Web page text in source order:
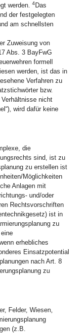
werden. 4Das
der festgelegten
am schnellsten
Zuweisung von
Abs. 3 BayFwG
formell
werden, ist das in
Verfahren zu
bzw.
nicht
wird dafür keine
die
sind, ist zu
zu erstellen ist
Möglichkeiten
Anlagen mit
und/oder
Rechtsvorschriften
ist in
zu
erhebliches
Einsatzpotential
nach Art. 8
zu
Felder, Wiesen,
(z.B.